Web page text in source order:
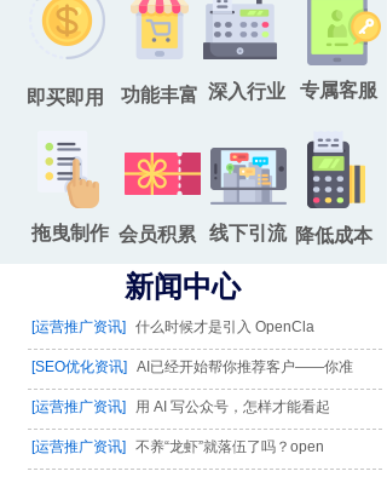
降低成本
功能丰富
即买即用
会员积累
拖曳制作 线下引流
深入行业 专属客服
新闻中心
[运营推广资讯] 什么时候才是引入 OpenCla
[SEO优化资讯] AI已经开始帮你推荐客户——你准
[运营推广资讯] 用 AI 写公众号，怎样才能看起
[运营推广资讯] 不养“龙虾”就落伍了吗？open